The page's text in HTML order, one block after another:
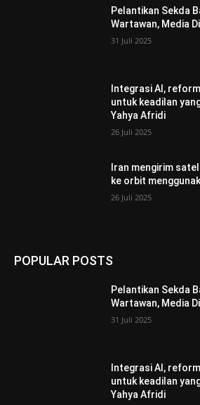
Pelantikan Sekda
Wartawan, Media
31 Juli 2025
Integrasi AI,
untuk keadilan
Yahya Afridi
26 Juli 2025
Iran mengirim
ke orbit
26 Juli 2025
POPULAR POSTS
Pelantikan Sekda
Wartawan, Media
31 Juli 2025
Integrasi AI,
untuk keadilan
Yahya Afridi